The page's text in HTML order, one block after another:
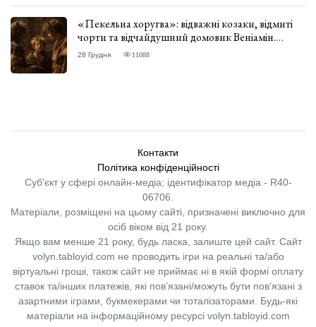
«Пекельна хоругва»: відважні козаки, відмиті
чорти та відчайдушний домовик Веніамін.
ВІДГУК
28 Грудня 11088
Контакти
Політика конфіденційності
Суб'єкт у сфері онлайн-медіа; ідентифікатор медіа - R40-
06706.
Матеріали, розміщені на цьому сайті, призначені виключно для
осіб віком від 21 року.
Якщо вам менше 21 року, будь ласка, залиште цей сайт. Сайт
volyn.tabloyid.com не проводить ігри на реальні та/або
віртуальні гроші, також сайт не приймає ні в якій формі оплату
ставок та/інших платежів, які пов’язані/можуть бути пов’язані з
азартними іграми, букмекерами чи тоталізаторами. Будь-які
матеріали на інформаційному ресурсі volyn.tabloyid.com